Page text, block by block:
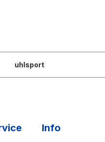
uhlsport
Info